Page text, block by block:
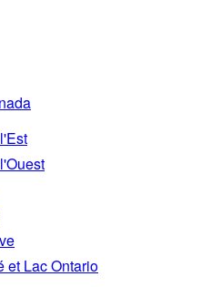
et Lac Ontario